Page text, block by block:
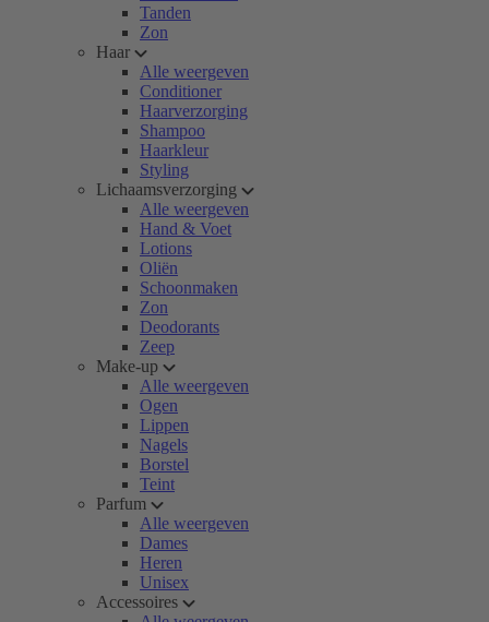
Tanden
Zon
Haar
Alle weergeven
Conditioner
Haarverzorging
Shampoo
Haarkleur
Styling
Lichaamsverzorging
Alle weergeven
Hand & Voet
Lotions
Oliën
Schoonmaken
Zon
Deodorants
Zeep
Make-up
Alle weergeven
Ogen
Lippen
Nagels
Borstel
Teint
Parfum
Alle weergeven
Dames
Heren
Unisex
Accessoires